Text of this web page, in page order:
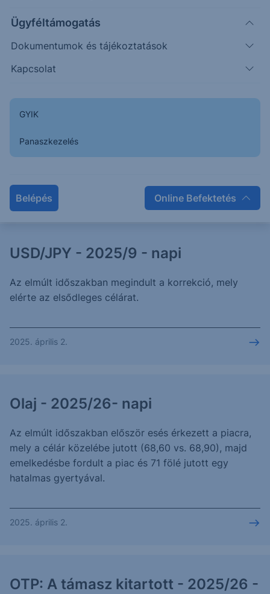
Ügyféltámogatás
Dokumentumok és tájékoztatások
Kapcsolat
GYIK
Panaszkezelés
Belépés Online Befektetés
2025. április 2.
Az elmúlt időszakban először esés érkezett a piacra,
fordult a piac.
2025. április 2.
USD/JPY - 2025/9 - napi
Az elmúlt időszakban megindult a korrekció, mely
elérte az elsődleges célárat.
2025. április 2.
Olaj - 2025/26- napi
Az elmúlt időszakban először esés érkezett a piacra,
mely a célár közelébe jutott (68,60 vs. 68,90), majd
emelkedésbe fordult a piac és 71 fölé jutott egy
hatalmas gyertyával.
2025. április 2.
OTP: A támasz kitartott - 2025/26 -